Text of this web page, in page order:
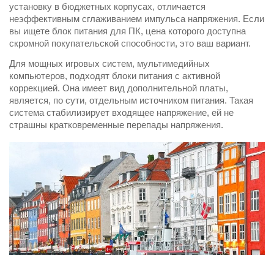
установку в бюджетных корпусах, отличается
неэффективным сглаживанием импульса напряжения. Если
вы ищете блок питания для ПК, цена которого доступна
скромной покупательской способности, это ваш вариант.
Для мощных игровых систем, мультимедийных
компьютеров, подходят блоки питания с активной
коррекцией. Она имеет вид дополнительной платы,
является, по сути, отдельным источником питания. Такая
система стабилизирует входящее напряжение, ей не
страшны кратковременные перепады напряжения.